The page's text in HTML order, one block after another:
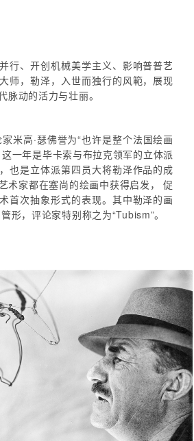
行、开创机械美学主义、影响普普艺
师，勒泽，入世而独行的风範，展现
脉动的活力与壮丽。
米高·瑟佛誉为“也许是整个法国绘画
一年是毕卡索与布拉克领军的立体派
也是立体派第四员大将勒泽作品的成
术家都在塞尚的绘画中获得启发， 促
首次抽象形式的表现。其中勒泽的画
形，评论家特别称之为“Tubism”。